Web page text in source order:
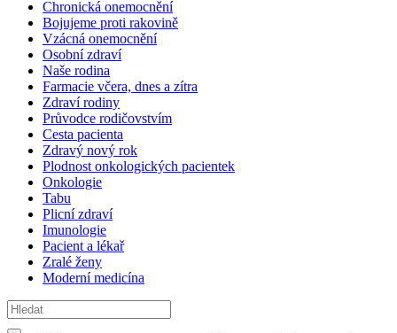
Chronická onemocnění
Bojujeme proti rakovině
Vzácná onemocnění
Osobní zdraví
Naše rodina
Farmacie včera, dnes a zítra
Zdraví rodiny
Průvodce rodičovstvím
Cesta pacienta
Zdravý nový rok
Plodnost onkologických pacientek
Onkologie
Tabu
Plicní zdraví
Imunologie
Pacient a lékař
Zralé ženy
Moderní medicína